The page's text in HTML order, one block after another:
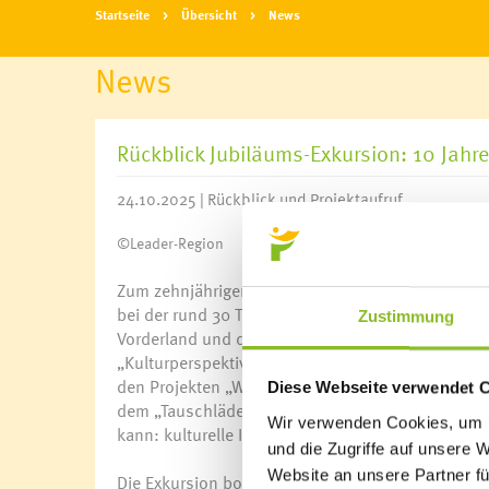
Zustimmung
Diese Webseite verwendet
Wir verwenden Cookies,
und die Zugriffe auf unsere
Website an unsere Partner
Startseite Übersicht News
News
Rückblick Jubiläums-Exkursion: 10
24.10.2025 | Rückblick und Projektaufruf
©Leader-Region
Zum zehnjährigen Bestehen lud das LEADER-
bei der rund 30 Teilnehmerinnen und Teilnehmer
Vorderland und durch den Walgau – wurden je
„Kulturperspektiven“ und „KulturGut Trift“ in
den Projekten „Walgauer Werkboxen und
dem „Tauschlädele“ in Thüringen Halt machte.
kann: kulturelle Impulse, neue
Die Exkursion bot nicht nur interessante